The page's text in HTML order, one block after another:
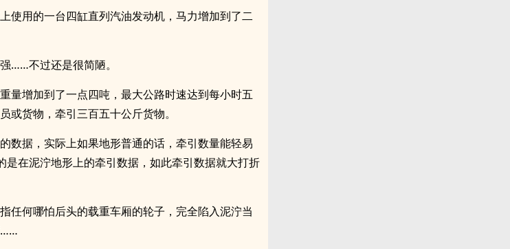
使用的一台四缸直列汽油发动机，马力增加到了二
……不过还是很简陋。
量增加到了一点四吨，最大公路时速达到每小时五
或货物，牵引三百五十公斤货物。
数据，实际上如果地形普通的话，牵引数量能轻易
在泥泞地形上的牵引数据，如此牵引数据就大打折
任何哪怕后头的载重车厢的轮子，完全陷入泥泞当
……